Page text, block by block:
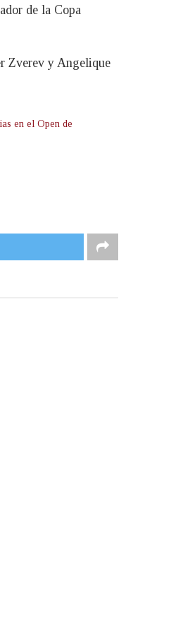
de la Copa
Zverev y Angelique
en el Open de